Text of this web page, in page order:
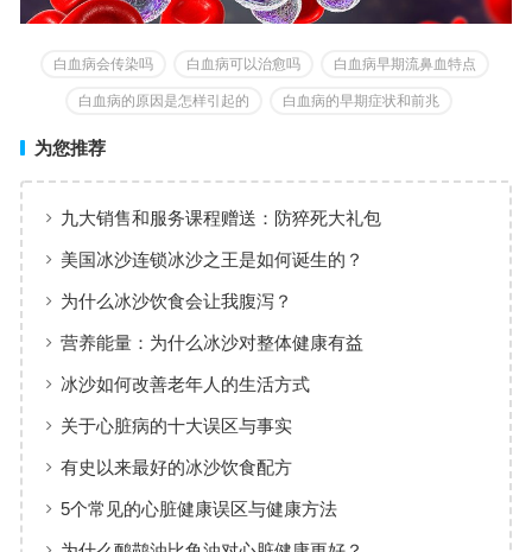
白血病会传染吗 白血病可以治愈吗 白血病早期流鼻血特点
白血病的原因是怎样引起的 白血病的早期症状和前兆
为您推荐
九大销售和服务课程赠送：防猝死大礼包
美国冰沙连锁冰沙之王是如何诞生的？
为什么冰沙饮食会让我腹泻？
营养能量：为什么冰沙对整体健康有益
冰沙如何改善老年人的生活方式
关于心脏病的十大误区与事实
有史以来最好的冰沙饮食配方
5个常见的心脏健康误区与健康方法